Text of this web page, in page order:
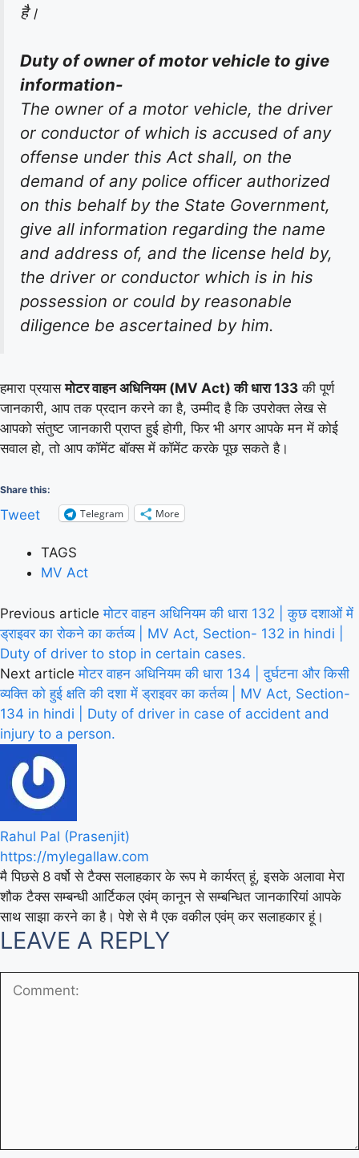
है।
Duty of owner of motor vehicle to give
information-
The owner of a motor vehicle, the driver
or conductor of which is accused of any
offense under this Act shall, on the
demand of any police officer authorized
on this behalf by the State Government,
give all information regarding the name
and address of, and the license held by,
the driver or conductor which is in his
possession or could by reasonable
diligence be ascertained by him.
हमारा प्रयासमोटर वाहन अधिनियम (MV Act) की धारा 133 की पूर्ण
जानकारी, आप तक प्रदान करने का है, उम्मीद है कि उपरोक्त लेख से
आपको संतुष्ट जानकारी प्राप्त हुई होगी, फिर भी अगर आपके मन में कोई
सवाल हो, तो आप कॉमेंट बॉक्स में कॉमेंट करके पूछ सकते है।
Share this:
Tweet Telegram More
TAGS
MV Act
Previous article मोटर वाहन अधिनियम की धारा 132 | कुछ दशाओं में
ड्राइवर का रोकने का कर्तव्य | MV Act, Section- 132 in hindi |
Duty of driver to stop in certain cases.
Next article मोटर वाहन अधिनियम की धारा 134 | दुर्घटना और किसी
व्यक्ति को हुई क्षति की दशा में ड्राइवर का कर्तव्य | MV Act, Section-
134 in hindi | Duty of driver in case of accident and
injury to a person.
Rahul Pal (Prasenjit)
https://mylegallaw.com
मै पिछसे 8 वर्षो से टैक्स सलाहकार के रूप मे कार्यरत् हूं, इसके अलावा मेरा
शौक टैक्स सम्बन्धी आर्टिकल एवंम् कानून से सम्बन्धित जानकारियां आपके
साथ साझा करने का है। पेशे से मै एक वकील एवंम् कर सलाहकार हूं।
LEAVE A REPLY